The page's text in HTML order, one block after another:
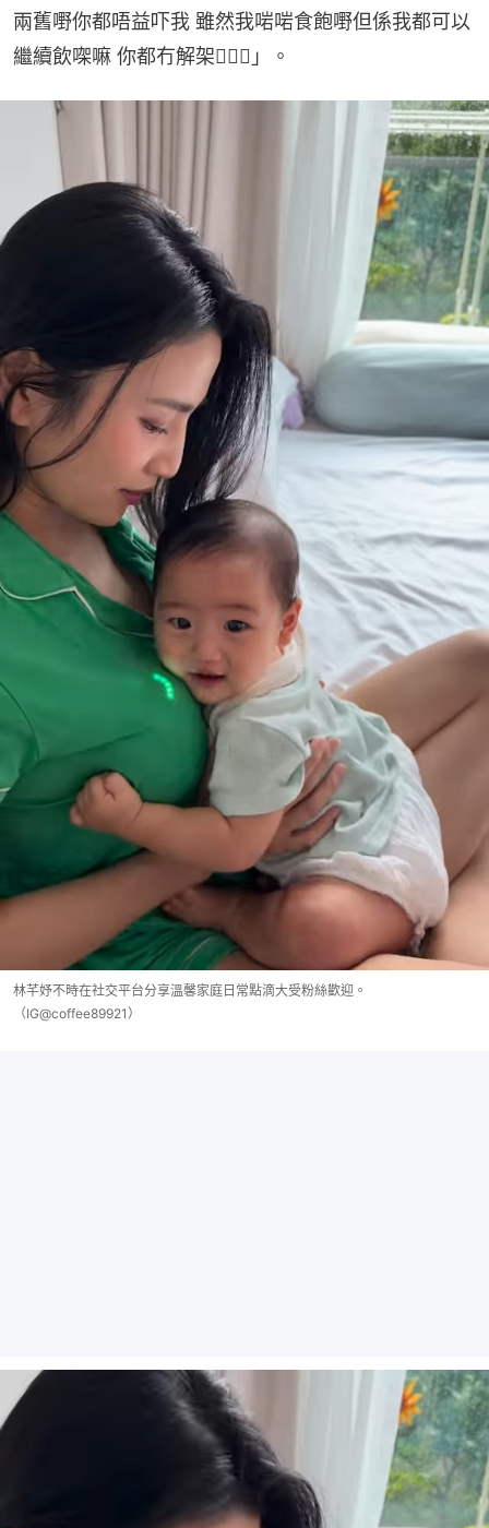
兩舊嘢你都唔益吓我 雖然我啱啱食飽嘢但係我都可以
繼續飲㗎嘛 你都冇解架🤷🏿‍♀️」。
林芊妤不時在社交平台分享溫馨家庭日常點滴大受粉絲歡迎。
（IG@coffee89921）